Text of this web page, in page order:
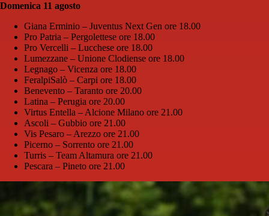
Domenica 11 agosto
Giana Erminio – Juventus Next Gen ore 18.00
Pro Patria – Pergolettese ore 18.00
Pro Vercelli – Lucchese ore 18.00
Lumezzane – Unione Clodiense ore 18.00
Legnago – Vicenza ore 18.00
FeralpiSalò – Carpi ore 18.00
Benevento – Taranto ore 20.00
Latina – Perugia ore 20.00
Virtus Entella – Alcione Milano ore 21.00
Ascoli – Gubbio ore 21.00
Vis Pesaro – Arezzo ore 21.00
Picerno – Sorrento ore 21.00
Turris – Team Altamura ore 21.00
Pescara – Pineto ore 21.00